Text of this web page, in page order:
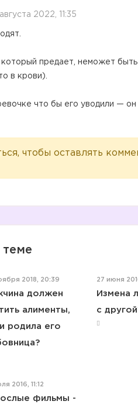
2022, 11:35
предает, неможет
в крови).
что бы его уводили — он
чтобы оставлять
теме
2018, 20:39
должен
алименты,
родила его
27 июня
Измена
с
2016, 11:12
фильмы -